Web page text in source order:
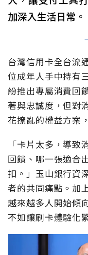
加深入生活日常。
台灣信用卡全台流
位成年人手中持有
紛推出專屬消費回
著與忠誠度，但對
花撩亂的權益方案
「卡片太多，導
回饋、哪一張適合
扣。」玉山銀行資
者的共同痛點。加
越來越多人開始傾
不如讓刷卡體驗化